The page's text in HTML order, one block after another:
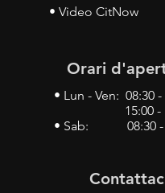
• Video CitNow
Orari
• Lun - Ven: 08:30 -
15:00 -
• Sab: 08:30 -